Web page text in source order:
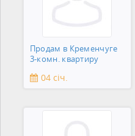
Продам в Кременчуге
3-комн. квартиру
04 січ.